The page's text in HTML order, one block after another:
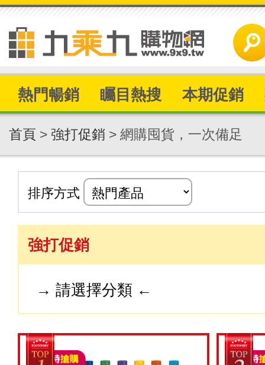
熱門暢銷 矚目熱搜 本期促銷
首頁 > 強打促銷 > 網購囤貨，一次備足
排序方式
強打促銷